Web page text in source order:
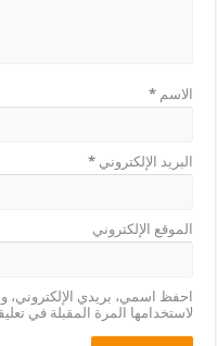
الاسم*
البريد الإلكتروني*
الموقع الإلكتروني
احفظ اسمي، بريدي الإلكتروني،
لاستخدامها المرة المقبلة في